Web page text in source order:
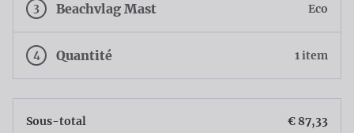
3 Beachvlag Mast Eco
4 Quantité 1 item
Sous-total
€ 87,33